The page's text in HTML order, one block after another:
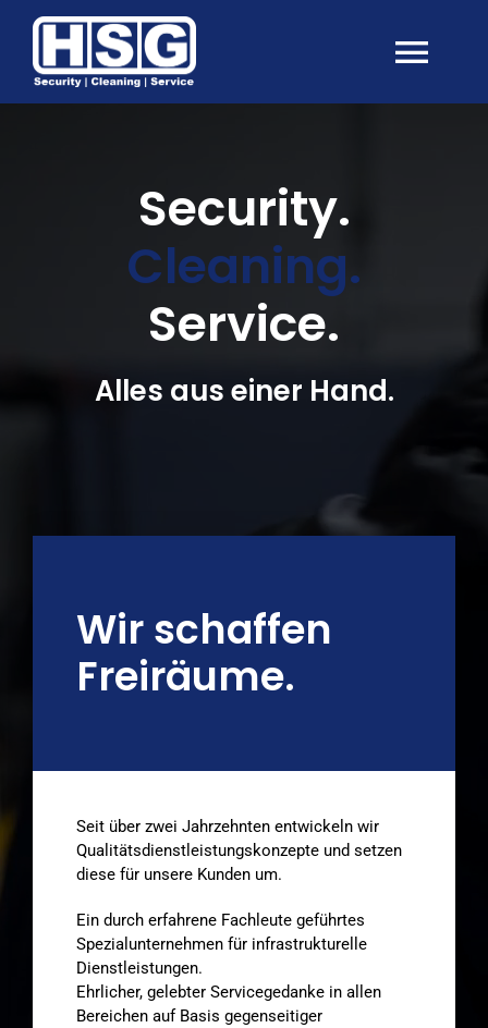
Security.
Cleaning.
Service.
Alles aus einer Hand.
Wir schaffen
Freiräume.
Seit über zwei Jahrzehnten entwickeln wir
Qualitätsdienstleistungskonzepte und setzen
diese für unsere Kunden um.
Ein durch erfahrene Fachleute geführtes
Spezialunternehmen für infrastrukturelle
Dienstleistungen.
Ehrlicher, gelebter Servicegedanke in allen
Bereichen auf Basis gegenseitiger